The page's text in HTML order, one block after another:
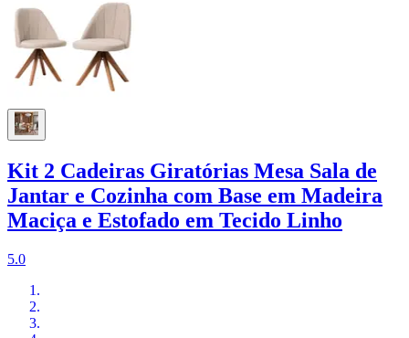
Kit 2 Cadeiras Giratórias Mesa Sala de
Jantar e Cozinha com Base em Madeira
Maciça e Estofado em Tecido Linho
5.0